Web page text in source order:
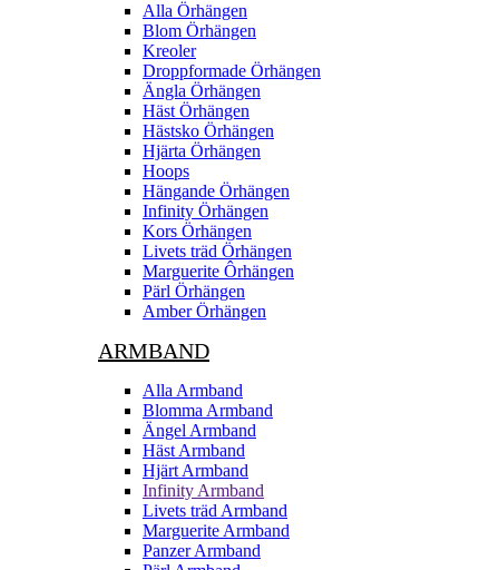
Alla Örhängen
Blom Örhängen
Kreoler
Droppformade Örhängen
Ängla Örhängen
Häst Örhängen
Hästsko Örhängen
Hjärta Örhängen
Hoops
Hängande Örhängen
Infinity Örhängen
Kors Örhängen
Livets träd Örhängen
Marguerite Ôrhängen
Pärl Örhängen
Amber Örhängen
ARMBAND
Alla Armband
Blomma Armband
Ängel Armband
Häst Armband
Hjärt Armband
Infinity Armband
Livets träd Armband
Marguerite Armband
Panzer Armband